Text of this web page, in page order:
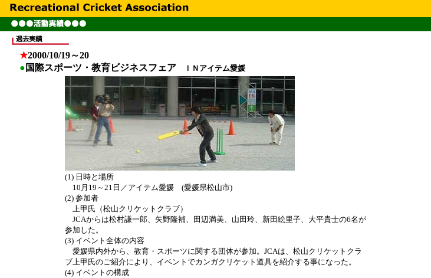
★2000/10/19～20
● 国際スポーツ・教育ビジネスフェア ＩＮアイテム愛媛
(1) 日時と場所
10月19～21日／アイテム愛媛 (愛媛県松山市)
(2) 参加者
上甲氏（松山クリケットクラブ）
JCAからは松村謙一郎、矢野隆補、田辺満美、山田玲、新田絵里子、大平貴士の6名が
参加した。
(3) イベント全体の内容
愛媛県内外から、教育・スポーツに関する団体が参加。JCAは、松山クリケットクラ
ブ上甲氏のご紹介により、イベントでカンガクリケット道具を紹介する事になった。
(4) イベントの構成